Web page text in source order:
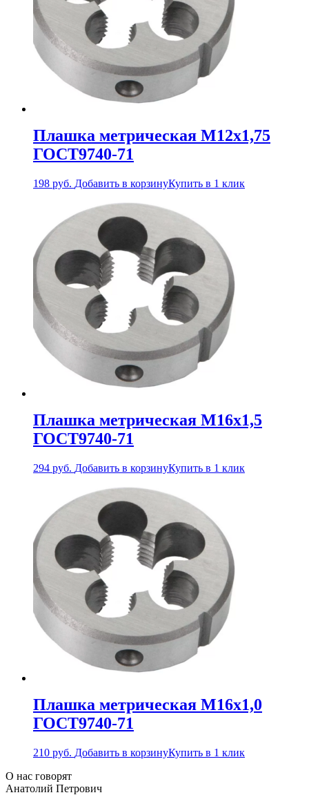
Плашка метрическая М12х1,75
ГОСТ9740-71
198 руб. Добавить в корзинуКупить в 1 клик
Плашка метрическая М16х1,5
ГОСТ9740-71
294 руб. Добавить в корзинуКупить в 1 клик
Плашка метрическая М16х1,0
ГОСТ9740-71
210 руб. Добавить в корзинуКупить в 1 клик
О нас говорят
Анатолий Петрович